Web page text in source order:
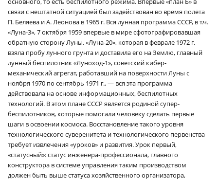
связи с нештатной ситуацией был задействован во время полёта
П. Беляева и А. Леонова в 1965 г. Вся лунная программа СССР, в т.ч.
«Луна‑3», 7 октября 1959 впервые в мире сфотографировавшая
обратную сторону Луны, «Луна-20», которая в феврале 1972 г.
взяла пробу лунного грунта и доставила его на Землю, главный
лунный беспилотник «Луноход‑1», советский кибер-
механический агрегат, работавший на поверхности Луны с
ноября 1970 по сентябрь 1971 г., — вся эта программа
действовала на основе информационных, беспилотных
технологий. В этом плане СССР является родиной супер-
беспилотников, которые помогали человеку сделать первые
шаги в освоении космоса. Восстановление такого уровня
технологического суверенитета и технологического первенства
требует извлечения «уроков» и развития. Урок первый,
«статусный»: статус инженера-профессионала, главного
конструктора в системе управления таким производством
должен быть выше статуса хозяйственного организатора,